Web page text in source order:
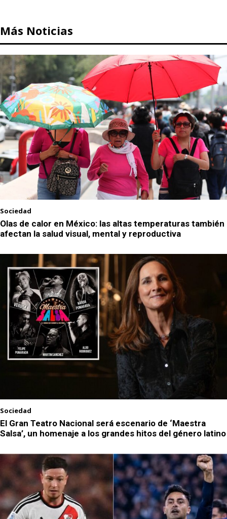
Más Noticias
Sociedad
Olas de calor en México: las altas temperaturas también
afectan la salud visual, mental y reproductiva
Sociedad
El Gran Teatro Nacional será escenario de ‘Maestra
Salsa’, un homenaje a los grandes hitos del género latino